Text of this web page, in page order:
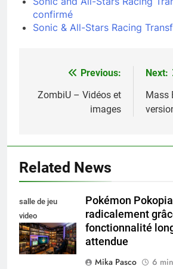
confirmé
Sonic & All-Stars Racing
Navigation
de
Previous:
ZombiU – Vidéos et
images
Next:
Mass
Related News
salle de jeu
video
collectionneur
Pokémon
radicalement
fonctionnalité
attendue
Mika Pasco
6